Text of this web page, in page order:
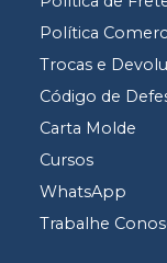
Política
Trocas e
Código de
Carta Molde
Cursos
WhatsApp
Trabalhe